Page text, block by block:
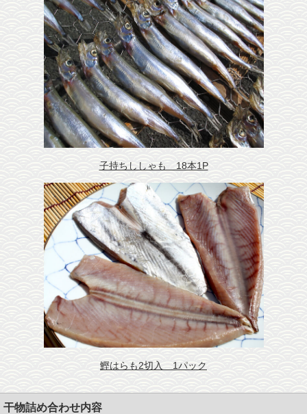
子持ちししゃも 18本1P
鰹はらも2切入 1パック
干物詰め合わせ内容